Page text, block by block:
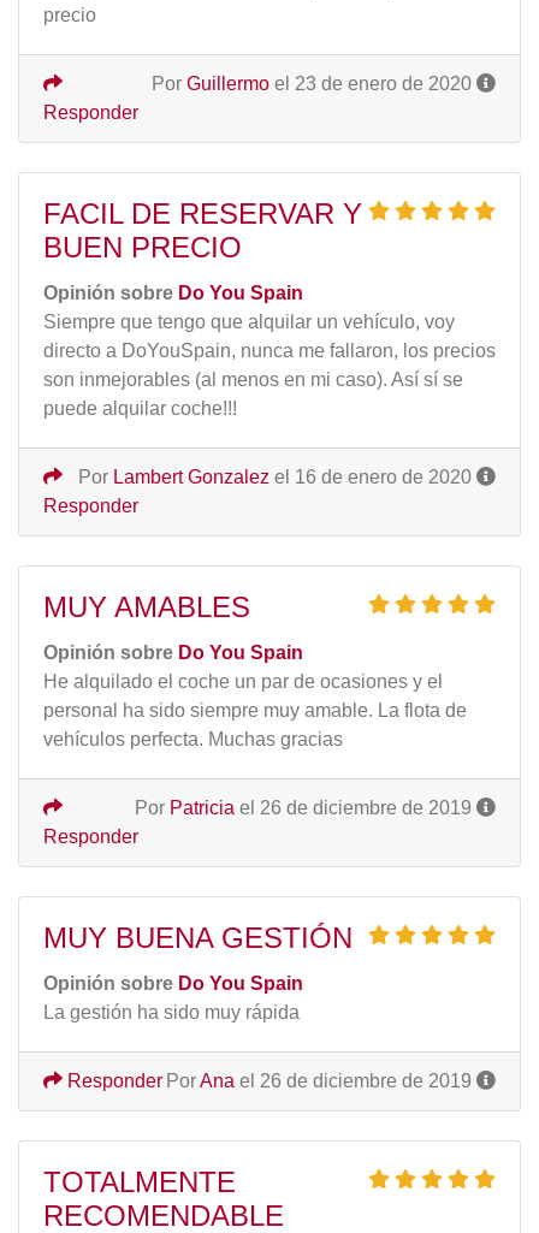
precio
Por Guillermo el 23 de enero de 2020
Responder
FACIL DE RESERVAR Y
BUEN PRECIO
Opinión sobre Do You Spain
Siempre que tengo que alquilar un vehículo, voy
directo a DoYouSpain, nunca me fallaron, los precios
son inmejorables (al menos en mi caso). Así sí se
puede alquilar coche!!!
Por Lambert Gonzalez el 16 de enero de 2020
Responder
MUY AMABLES
Opinión sobre Do You Spain
He alquilado el coche un par de ocasiones y el
personal ha sido siempre muy amable. La flota de
vehículos perfecta. Muchas gracias
Por Patricia el 26 de diciembre de 2019
Responder
MUY BUENA GESTIÓN
Opinión sobre Do You Spain
La gestión ha sido muy rápida
PorAna el 26 de diciembre de 2019
Responder
TOTALMENTE
RECOMENDABLE